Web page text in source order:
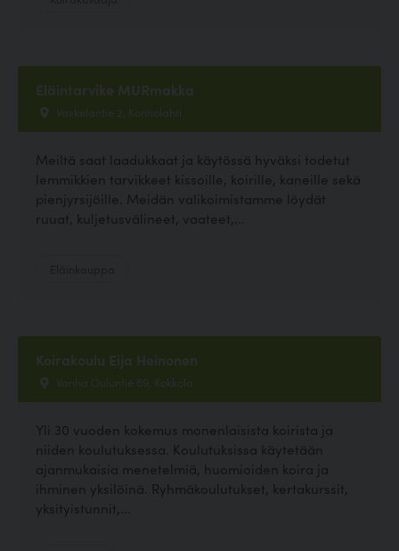
Eläintarvike MURmakka
Vaskelantie 2, Kontiolahti
Meiltä saat laadukkaat ja käytössä hyväksi todetut
lemmikkien tarvikkeet kissoille, koirille, kaneille sekä
pienjyrsijöille. Meidän valikoimistamme löydät
ruuat, kuljetusvälineet, vaateet,...
Koirakoulu Eija Heinonen
Vanha Ouluntie 69, Kokkola
Yli 30 vuoden kokemus monenlaisista koirista ja
niiden koulutuksessa. Koulutuksissa käytetään
ajanmukaisia menetelmiä, huomioiden koira ja
ihminen yksilöinä. Ryhmäkoulutukset, kertakurssit,
yksityistunnit,...